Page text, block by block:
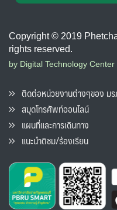
Copyright © 2019
rights reserved.
by Digital Technology Center
ติดต่อหน่วยงานต่างๆของ ม
สมุดโทรศัพท์ออนไลน์
แผนที่และการเดินทาง
แนะนำติชม/ร้องเรียน